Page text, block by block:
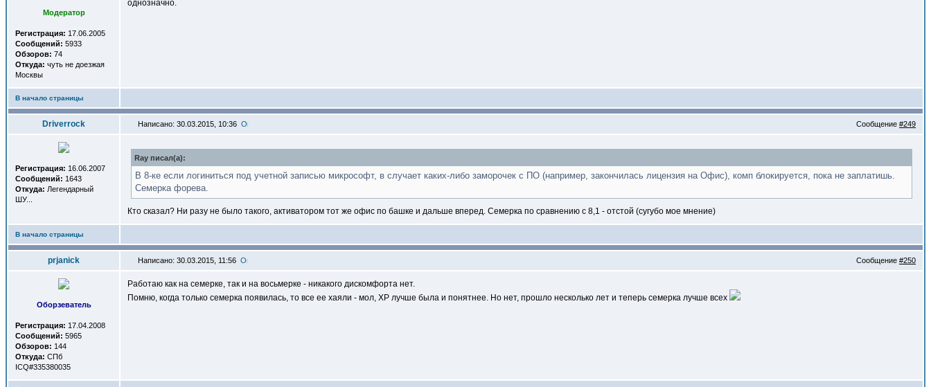
Модератор
Регистрация: 17.06.2005
Сообщений: 5933
Обзоров: 74
Откуда: чуть не доезжая
Москвы
однозначно.
В начало страницы
Driverrock Написано: 30.03.2015, 10:36 Сообщение #249
Регистрация: 16.06.2007
Сообщений: 1643
Откуда: Легендарный
ШУ...
Ray писал(a):
В 8-ке если логиниться под учетной записью микрософт, в случает каких-либо заморочек с ПО (например, закончилась лицензия на Офис), комп блокируется, пока не заплатишь.
Семерка форева.
Кто сказал? Ни разу не было такого, активатором тот же офис по башке и дальше вперед. Семерка по сравнению с 8,1 - отстой (сугубо мое мнение)
В начало страницы
prjanick Написано: 30.03.2015, 11:56 Сообщение #250
Оборзеватель
Регистрация: 17.04.2008
Сообщений: 5965
Обзоров: 144
Откуда: СПб
ICQ#335380035
Работаю как на семерке, так и на восьмерке - никакого дискомфорта нет.
Помню, когда только семерка появилась, то все ее хаяли - мол, XP лучше была и понятнее. Но нет, прошло несколько лет и теперь семерка лучше всех